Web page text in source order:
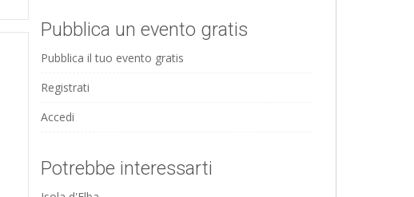
Pubblica un evento gratis
Pubblica il tuo evento gratis
Registrati
Accedi
Potrebbe interessarti